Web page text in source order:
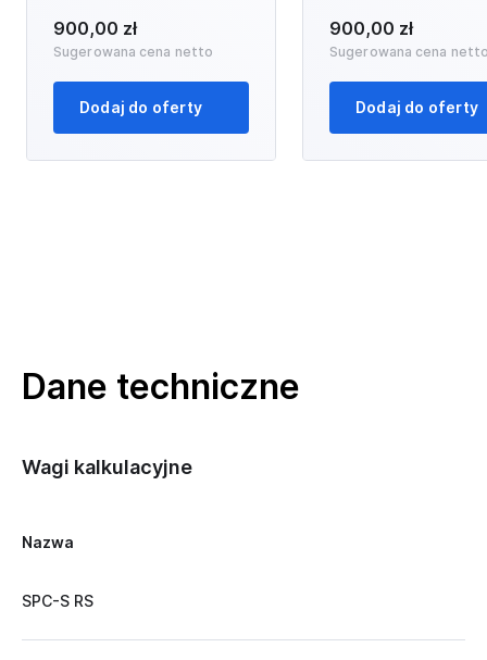
900,00 zł
Sugerowana cena netto
Dodaj do oferty
900,00 zł
Sugerowana cena
Dodaj do oferty
Dane techniczne
Wagi kalkulacyjne
Nazwa
SPC-S RS